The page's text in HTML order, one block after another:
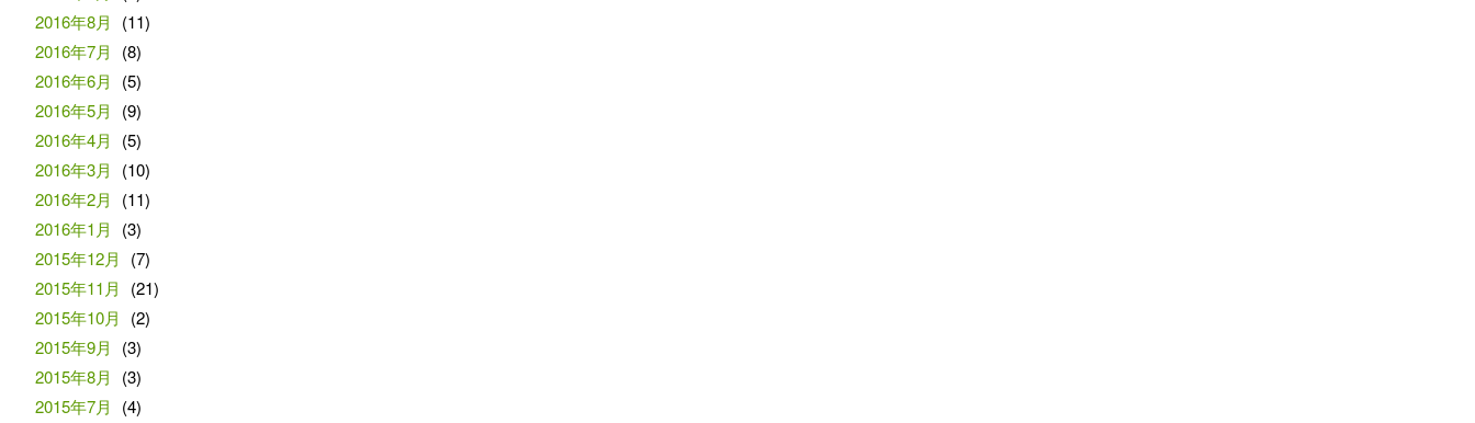
2016年8月
(11)
2016年7月
(8)
2016年6月
(5)
2016年5月
(9)
2016年4月
(5)
2016年3月
(10)
2016年2月
(11)
2016年1月
(3)
2015年12月
(7)
2015年11月
(21)
2015年10月
(2)
2015年9月
(3)
2015年8月
(3)
2015年7月
(4)